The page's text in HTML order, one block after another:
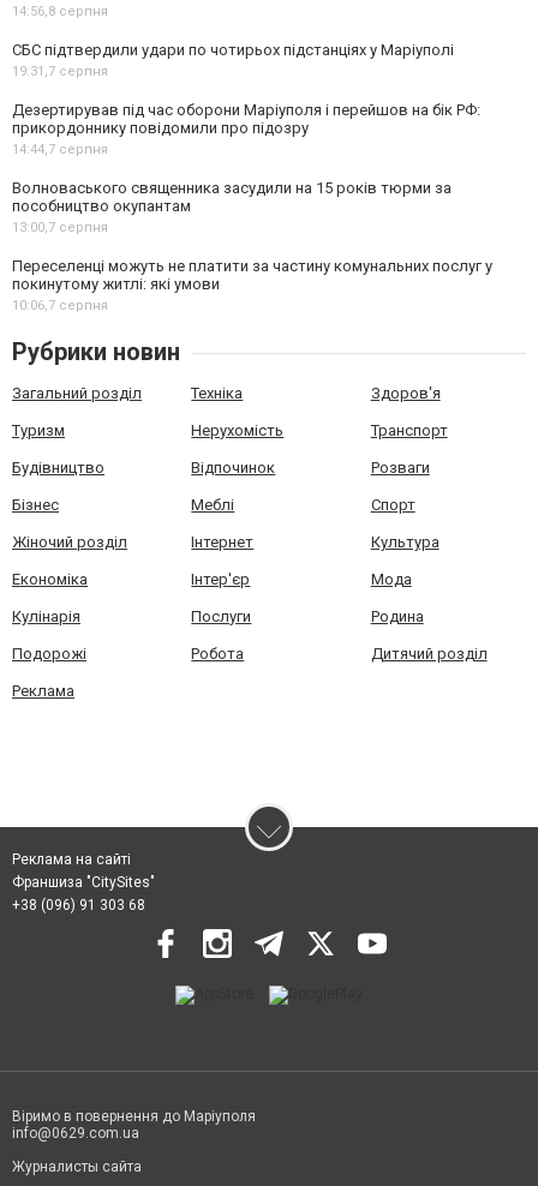
14:56,8 серпня
СБС підтвердили удари по чотирьох підстанціях у Маріуполі
19:31,7 серпня
Дезертирував під час оборони Маріуполя і перейшов на бік РФ:
прикордоннику повідомили про підозру
14:44,7 серпня
Волноваського священника засудили на 15 років тюрми за
пособництво окупантам
13:00,7 серпня
Переселенці можуть не платити за частину комунальних послуг у
покинутому житлі: які умови
10:06,7 серпня
Рубрики новин
Загальний розділ Техніка Здоров'я
Туризм Нерухомість Транспорт
Будівництво Відпочинок Розваги
Бізнес Меблі Спорт
Жіночий розділ Інтернет Культура
Економіка Інтер'єр Мода
Кулінарія Послуги Родина
Подорожі Робота Дитячий розділ
Реклама
Реклама на сайті
Франшиза "CitySites"
+38 (096) 91 303 68
Віримо в повернення до Маріуполя
info@0629.com.ua
Журналисты сайта